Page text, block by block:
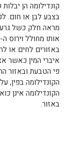
קונדילומה הן
בצבע לבן או חום.
מראה חלק כשל
באזורים לחים או
איברי המין כאשר
פי הטבעת ובאזור
הקונדילומה בפין,
הקונדילומה אינן
באזור.